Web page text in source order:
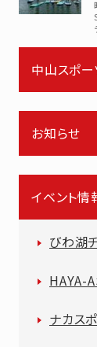
中山スポー
お知らせ
イベント情
びわ湖
HAYA-
ナカス